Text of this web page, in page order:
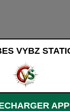
APP